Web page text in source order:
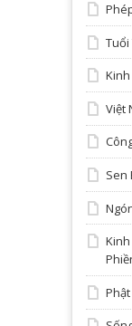
Tuổi
Việt
Sen